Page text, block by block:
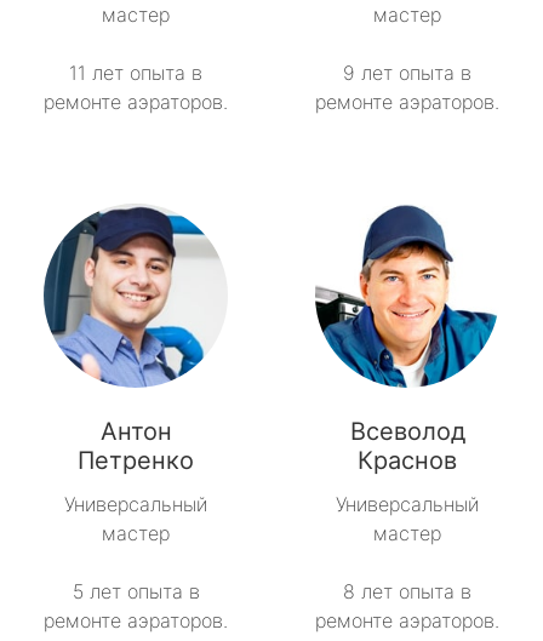
мастер
11 лет опыта в
ремонте аэраторов.
мастер
9 лет опыта в
ремонте аэраторов.
Антон
Петренко
Универсальный
мастер
5 лет опыта в
ремонте аэраторов.
Всеволод
Краснов
Универсальный
мастер
8 лет опыта в
ремонте аэраторов.